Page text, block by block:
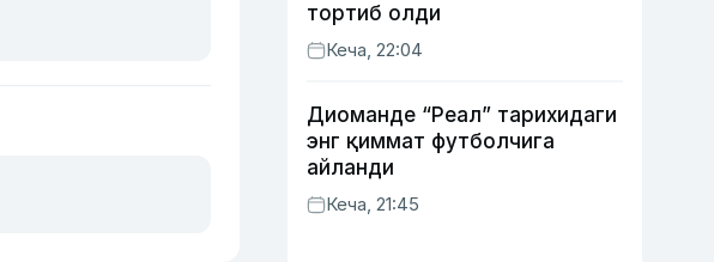
тортиб олди
Кеча, 22:04
Диоманде “Реал” тарихидаги
энг қиммат футболчига
айланди
Кеча, 21:45